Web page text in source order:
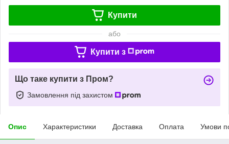
Купити
або
Купити з
Що таке купити з Пром?
Замовлення під захистом
Опис Характеристики Доставка Оплата Умови